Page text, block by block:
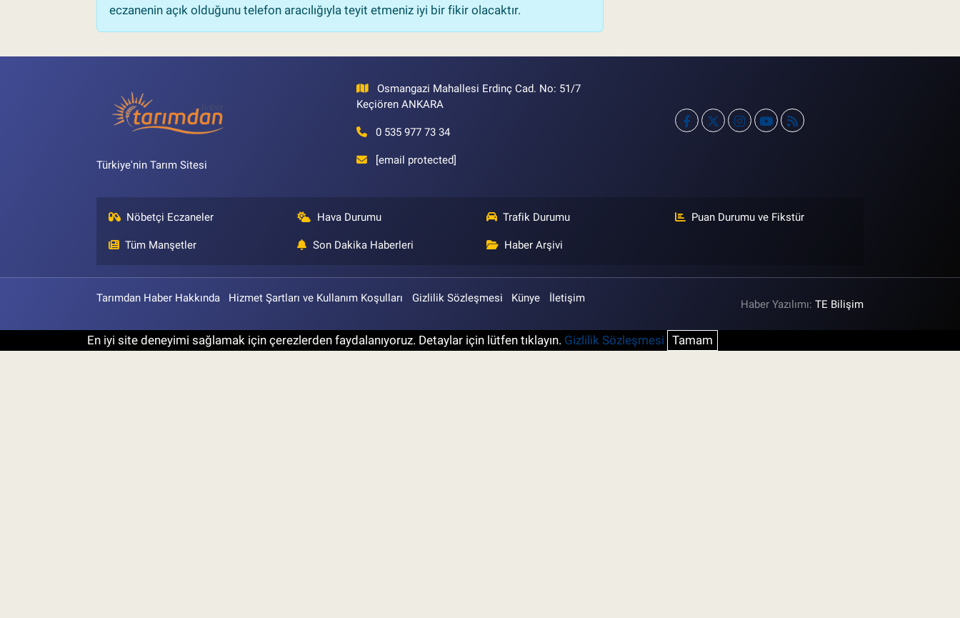
eczanenin açık olduğunu telefon aracılığıyla teyit etmeniz iyi bir fikir olacaktır.
Türkiye'nin Tarım Sitesi
Osmangazi Mahallesi Erdinç Cad. No: 51/7
Keçiören ANKARA
0 535 977 73 34
[email protected]
Nöbetçi Eczaneler Hava Durumu Trafik Durumu Puan Durumu ve Fikstür
Tüm Manşetler Son Dakika Haberleri Haber Arşivi
Tarımdan Haber Hakkında Hizmet Şartları ve Kullanım Koşulları Gizlilik Sözleşmesi Künye İletişim Haber Yazılımı:TE Bilişim
En iyi site deneyimi sağlamak için çerezlerden faydalanıyoruz. Detaylar için lütfen tıklayın. Gizlilik Sözleşmesi Tamam